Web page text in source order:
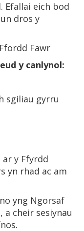
Efallai eich bod
dros y
Fawr
y canlynol:
sgiliau gyrru
y Ffyrdd
yn rhad ac am
yng Ngorsaf
a cheir sesiynau